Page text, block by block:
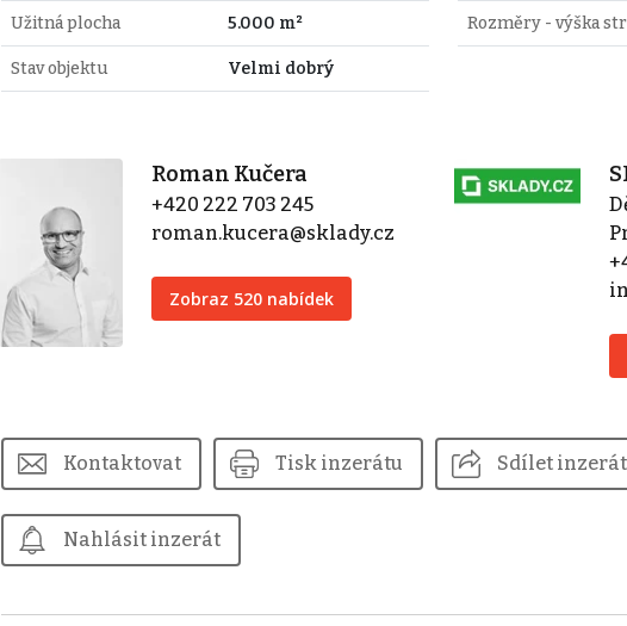
Užitná plocha 5.000 m²
Stav objektu Velmi dobrý
Rozměry - výška
Roman Kučera
+420 222 703 245
roman.kucera@sklady.cz
Zobraz 520 nabídek
Kontaktovat Tisk inzerátu Sdílet inzerát
Nahlásit inzerát